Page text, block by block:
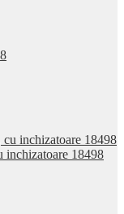
inchizatoare 18498